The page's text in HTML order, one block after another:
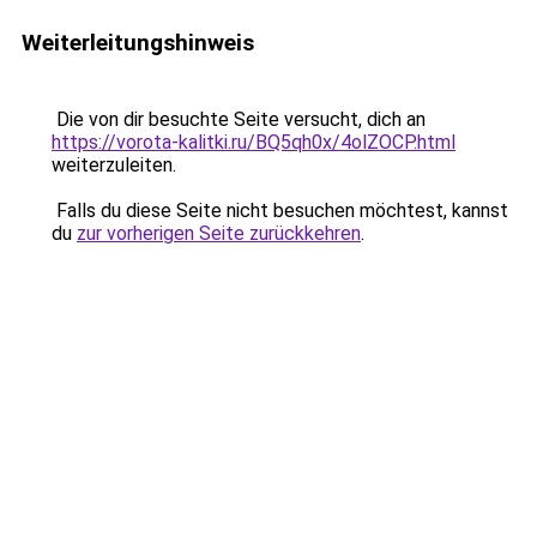
Weiterleitungshinweis
Die von dir besuchte Seite versucht, dich an
https://vorota-kalitki.ru/BQ5qh0x/4olZOCP.html
weiterzuleiten.
Falls du diese Seite nicht besuchen möchtest, kannst
du zur vorherigen Seite zurückkehren.